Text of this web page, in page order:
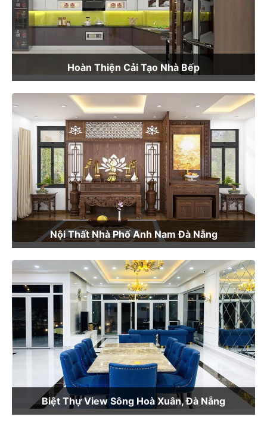
Hoàn Thiện Cải Tạo Nhà Bếp
Nội Thất Nhà Phố Anh Nam Đà Nẵng
Biệt Thự View Sông Hoà Xuân, Đà Nẵng